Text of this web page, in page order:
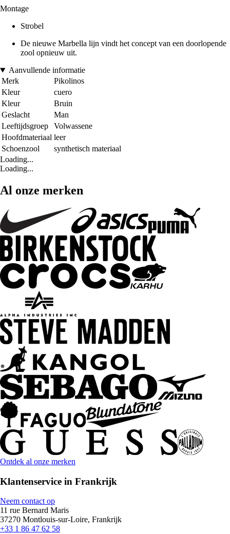
Montage
Strobel
De nieuwe Marbella lijn vindt het concept van een doorlopende
zool opnieuw uit.
Aanvullende informatie
Merk
Pikolinos
Kleur
cuero
Kleur
Bruin
Geslacht
Man
Leeftijdsgroep
Volwassene
Hoofdmateriaal leer
Schoenzool
synthetisch materiaal
Loading...
Loading...
Al onze merken
Ontdek al onze merken
Klantenservice in Frankrijk
Neem contact op
11 rue Bernard Maris
37270 Montlouis-sur-Loire, Frankrijk
+33 1 86 47 62 58